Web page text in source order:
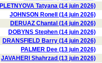
PLETNYOVA Tatyana (14 juin 2026)
JOHNSON Ronell (14 juin 2026)
DERUAZ Chantal (14 juin 2026)
DOBYNS Stephen (14 juin 2026)
DRANSFIELD Barry (14 juin 2026)
PALMER Dee (13 juin 2026)
JAVAHERI Shahrzad (13 juin 2026)